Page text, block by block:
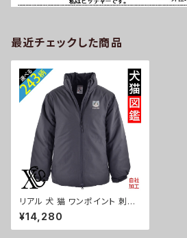
最近チェックした商品
リアル 犬 猫 ワンポイント 刺繍
中綿 スタンド ジャケット メンズ
アウターウェア インサレーテッド
雑貨 グッズ 自社ブランド 柄 柴
¥14,280